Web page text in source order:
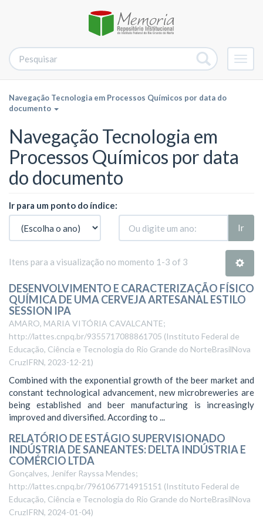
Navegação Tecnologia em Processos Químicos por data do
documento
Navegação Tecnologia em
Processos Químicos por data
do documento
Ir para um ponto do índice:
Ir
Itens para a visualização no momento 1-3 of 3
DESENVOLVIMENTO E CARACTERIZAÇÃO FÍSICO
QUÍMICA DE UMA CERVEJA ARTESANAL ESTILO
SESSION IPA
AMARO, MARIA VITÓRIA CAVALCANTE;
http://lattes.cnpq.br/9355717088861705 (Instituto Federal de
Educação, Ciência e Tecnologia do Rio Grande do NorteBrasilNova
CruzIFRN, 2023-12-21)
Combined with the exponential growth of the beer market and
constant technological advancement, new microbreweries are
being established and beer manufacturing is increasingly
improved and diversified. According to ...
RELATÓRIO DE ESTÁGIO SUPERVISIONADO
INDÚSTRIA DE SANEANTES: DELTA INDÚSTRIA E
COMÉRCIO LTDA
Gonçalves, Jenifer Rayssa Mendes;
http://lattes.cnpq.br/7961067714915151 (Instituto Federal de
Educação, Ciência e Tecnologia do Rio Grande do NorteBrasilNova
CruzIFRN, 2024-01-04)